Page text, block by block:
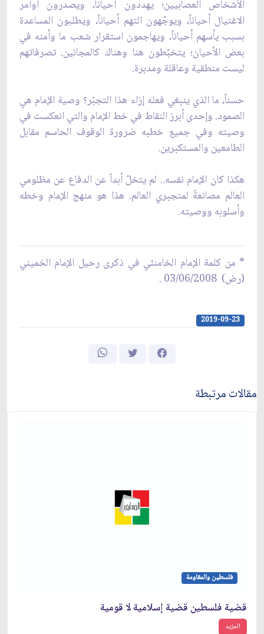
الأشخاص العصابيين؛ يهددون أحياناً، ويصدرون أوامر
الاغتيال أحياناً، ويوجّهون التهم أحياناً، ويطلبون المساعدة
بسبب يأسهم أحياناً، ويهاجمون استقرار شعب ما وأمنه في
بعض الأحيان؛ يتخبّطون هنا وهناك كالمجانين. تصرفاتهم
ليست منطقية وعاقلة ومدبرة.
حسناً، ما الذي ينبغي فعله إزاء هذا التجبّر؟ وصية الإمام هي
الصمود. وإحدی أبرز النقاط في خط الإمام والتي انعكست في
وصيته وفي جميع خطبه ضرورة الوقوف الحاسم مقابل
الطامعين والمستكبرين.
هكذا كان الإمام نفسه.. لم يتخلّ أبداً عن الدفاع عن مظلومي
العالم مصانعةً لمتجبري العالم. هذا هو منهج الإمام وخطه
وأسلوبه ووصيته.
* من كلمة الإمام الخامنئي في ذكرى رحيل الإمام الخميني
(رض) 03/06/2008 .
2019-09-23
مقالات مرتبطة
فلسطين والمقاومة
قضية فلسطين قضية إسلامية لا قومية
المزيد